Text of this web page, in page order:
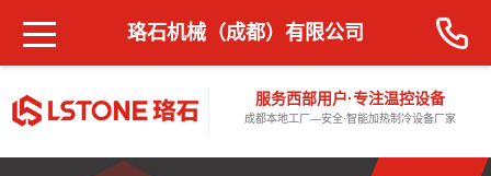
服务西部用户·专注温控设备
成都本地工厂—安全·智能加热制冷设备厂家
珞石机械（成都）有限公司